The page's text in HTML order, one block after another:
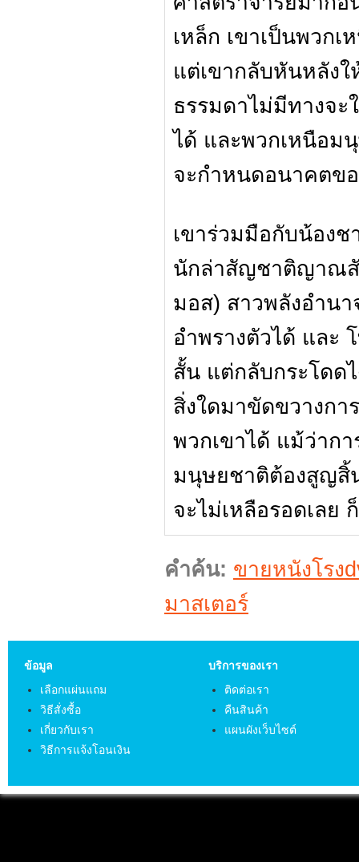
เหล็ก เขาเป็นพวก
แต่เขากลับหันหลัง
ธรรมดาไม่มีทางจ
ได้ และพวกเหนือม
จะกำหนดอนาคตข
เขาร่วมมือกับน้องช
นักล่าสัญชาติญาณสั
มอส) สาวพลังอำน
อำพรางตัวได้ และ
สั้น แต่กลับกระโดด
สิ่งใดมาขัดขวางก
พวกเขาได้ แม้ว่าก
มนุษยชาติต้องสูญสิ้
จะไม่เหลือรอดเลย
คำค้น: ขายหนังโรง
มาสเตอร์
ข้อมูล
เลือกแผ่นแถม
วิธีสั่งซื้อ
เกี่ยวกับเรา
วิธีการแจ้งโอนเงิน
บริการของเรา
ติดต่อเรา
คืนสินค้า
แผนผังเว็บไซต์